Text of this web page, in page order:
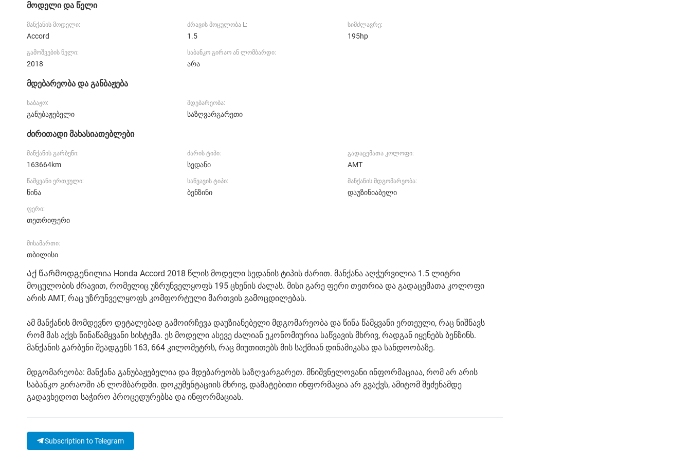
მოდელი და წელი
მანქანის მოდელი:
Accord
ძრავის მოცულობა L:
1.5
სიმძლავრე:
195hp
გამოშვების წელი:
2018
საბანკო გირაო ან ლომბარდი:
არა
მდებარეობა და განბაჟება
საბაჟო:
განუბაჟებელი
მდებარეობა:
საზღვარგარეთი
ძირითადი მახასიათებლები
მანქანის გარბენი:
163664km
ძარის ტიპი:
სედანი
გადაცემათა კოლოფი:
AMT
წამყვანი ერთეული:
წინა
საწვავის ტიპი:
ბენზინი
მანქანის მდგომარეობა:
დაუზინიაბელი
ფერი:
თეთრიფერი
მისამართი:
თბილისი
Აქ წარმოდგენილია Honda Accord 2018 წლის მოდელი სედანის ტიპის ძარით. მანქანა აღჭურვილია 1.5 ლიტრი
მოცულობის ძრავით, რომელიც უზრუნველყოფს 195 ცხენის ძალას. მისი გარე ფერი თეთრია და გადაცემათა კოლოფი
არის AMT, რაც უზრუნველყოფს კომფორტული მართვის გამოცდილებას.
ამ მანქანის მომდევნო დეტალებად გამოირჩევა დაუზიანებელი მდგომარეობა და წინა წამყვანი ერთეული, რაც ნიშნავს
რომ მას აქვს წინაწამყვანი სისტემა. ეს მოდელი ასევე ძალიან ეკონომიურია საწვავის მხრივ, რადგან იყენებს ბენზინს.
მანქანის გარბენი შეადგენს 163, 664 კილომეტრს, რაც მიუთითებს მის საქმიან დინამიკასა და სანდოობაზე.
მდგომარეობა: მანქანა განუბაჟებელია და მდებარეობს საზღვარგარეთ. მნიშვნელოვანი ინფორმაციაა, რომ არ არის
საბანკო გირაოში ან ლომბარდში. დოკუმენტაციის მხრივ, დამატებითი ინფორმაცია არ გვაქვს, ამიტომ შეძენამდე
გადავხედოთ საჭირო პროცედურებსა და ინფორმაციას.
Subscription to Telegram